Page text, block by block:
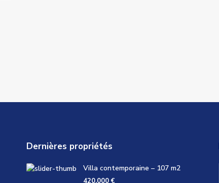
Dernières propriétés
Villa contemporaine – 107 m2
420,000 €